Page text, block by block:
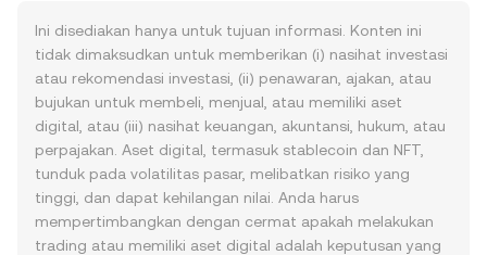
Ini disediakan hanya untuk tujuan informasi. Konten ini
tidak dimaksudkan untuk memberikan (i) nasihat investasi
atau rekomendasi investasi, (ii) penawaran, ajakan, atau
bujukan untuk membeli, menjual, atau memiliki aset
digital, atau (iii) nasihat keuangan, akuntansi, hukum, atau
perpajakan. Aset digital, termasuk stablecoin dan NFT,
tunduk pada volatilitas pasar, melibatkan risiko yang
tinggi, dan dapat kehilangan nilai. Anda harus
mempertimbangkan dengan cermat apakah melakukan
trading atau memiliki aset digital adalah keputusan yang